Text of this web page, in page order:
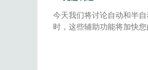
今天我们将讨论自动和半
时，这些辅助功能将加快